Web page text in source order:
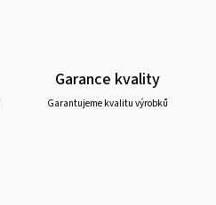
Garance kvality
Garantujeme kvalitu výrobků